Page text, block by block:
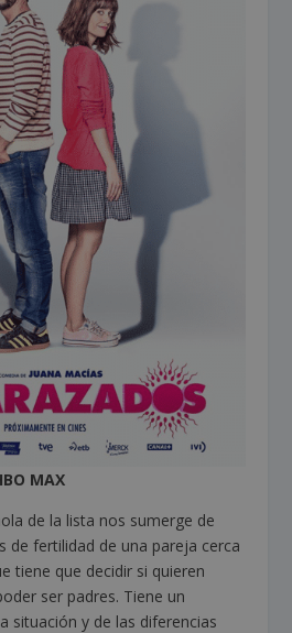
MAX
de la lista nos sumerge de
de fertilidad de una pareja cerca
tiene que decidir si quieren
ser padres. Tiene un
situación y de las diferencias